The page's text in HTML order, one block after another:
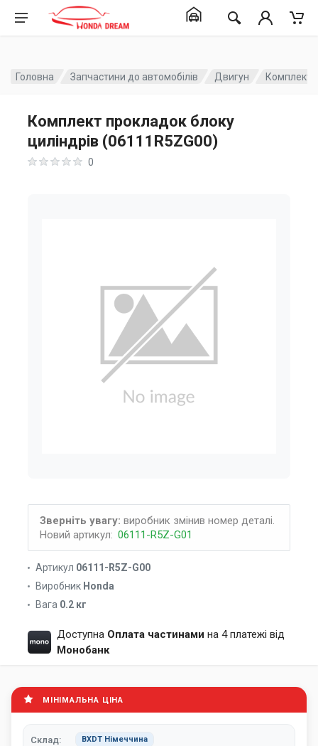
Головна Запчастини до автомобілів Двигун Комплект
Комплект прокладок блоку
циліндрів (06111R5ZG00)
0
Зверніть увагу: виробник змінив номер деталі.
Новий артикул: 06111-R5Z-G01
Артикул 06111-R5Z-G00
Виробник Honda
Вага 0.2 кг
Доступна Оплата частинами на 4 платежі від
Монобанк
МІНІМАЛЬНА ЦІНА
Склад: BXDT Німеччина